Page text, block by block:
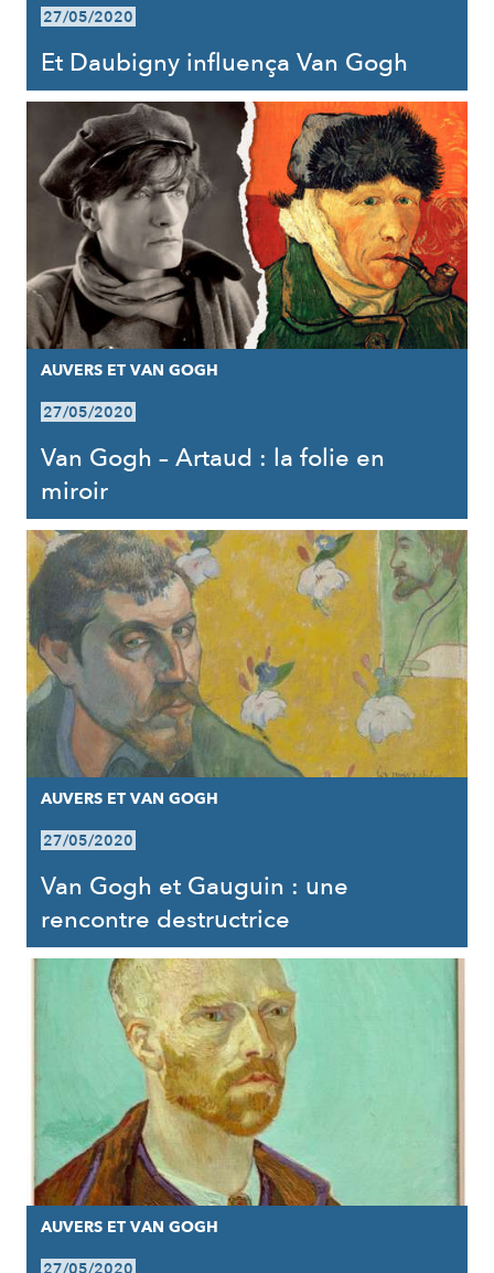
27/05/2020
Et Daubigny influença Van Gogh
AUVERS ET VAN GOGH
27/05/2020
Van Gogh – Artaud : la folie en
miroir
AUVERS ET VAN GOGH
27/05/2020
Van Gogh et Gauguin : une
rencontre destructrice
AUVERS ET VAN GOGH